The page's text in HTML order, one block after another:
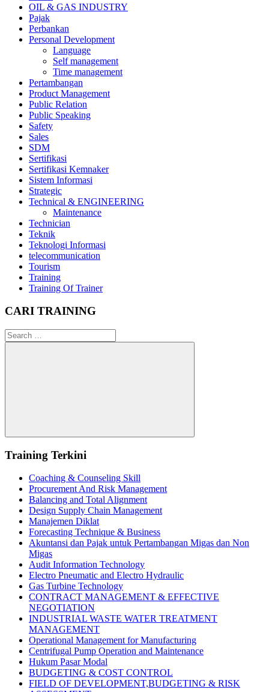
OIL & GAS INDUSTRY
Pajak
Perbankan
Personal Development
Language
Self management
Time management
Pertambangan
Product Management
Public Relation
Public Speaking
Safety
Sales
SDM
Sertifikasi
Sertifikasi Kemnaker
Sistem Informasi
Strategic
Technical & ENGINEERING
Maintenance
Technician
Teknik
Teknologi Informasi
telecommunication
Tourism
Training
Training Of Trainer
CARI TRAINING
Search
for:
Search
Training Terkini
Coaching & Counseling Skill
Procurement And Risk Management
Balancing and Total Alignment
Design Supply Chain Management
Manajemen Diklat
Forecasting Technique & Business
Akuntansi dan Pajak untuk Pertambangan Migas dan Non
Migas
Audit Information Technology
Electro Pneumatic and Electro Hydraulic
Gas Turbine Technology
CONTRACT MANAGEMENT & EFFECTIVE
NEGOTIATION
INDUSTRIAL WASTE WATER TREATMENT
MANAGEMENT
Operational Management for Manufacturing
Centrifugal Pump Operation and Maintenance
Hukum Pasar Modal
BUDGETING & COST CONTROL
FIELD OF DEVELOPMENT,BUDGETING & RISK